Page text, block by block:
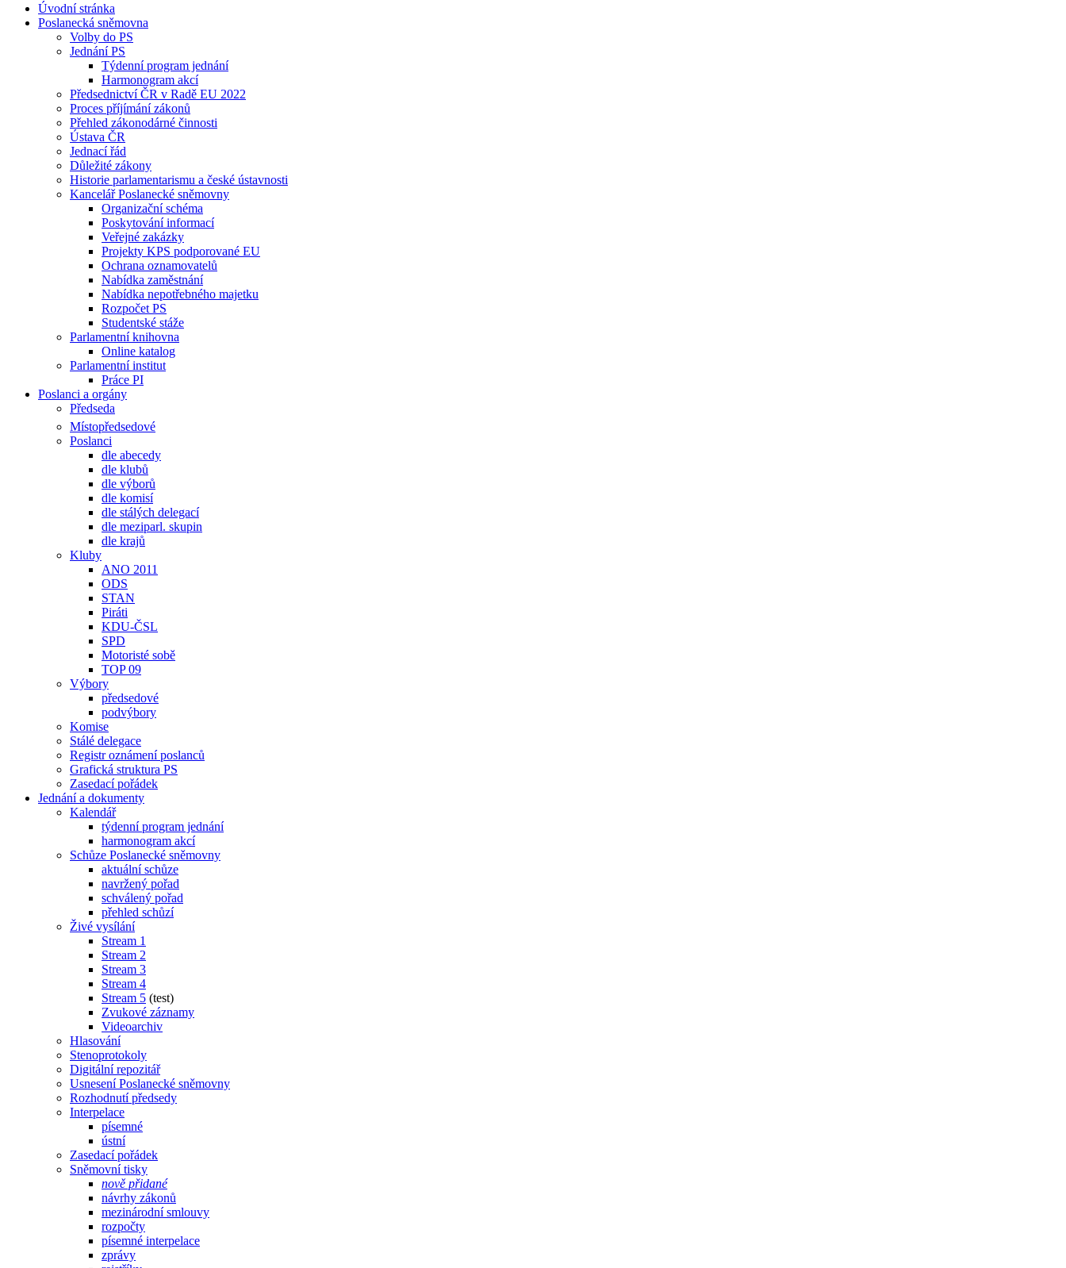
Úvodní stránka
Poslanecká sněmovna
Volby do PS
Jednání PS
Týdenní program jednání
Harmonogram akcí
Předsednictví ČR v Radě EU 2022
Proces příjímání zákonů
Přehled zákonodárné činnosti
Ústava ČR
Jednací řád
Důležité zákony
Historie parlamentarismu a české ústavnosti
Kancelář Poslanecké sněmovny
Organizační schéma
Poskytování informací
Veřejné zakázky
Projekty KPS podporované EU
Ochrana oznamovatelů
Nabídka zaměstnání
Nabídka nepotřebného majetku
Rozpočet PS
Studentské stáže
Parlamentní knihovna
Online katalog
Parlamentní institut
Práce PI
Poslanci a orgány
Předseda
Místopředsedové
Poslanci
dle abecedy
dle klubů
dle výborů
dle komisí
dle stálých delegací
dle meziparl. skupin
dle krajů
Kluby
ANO 2011
ODS
STAN
Piráti
KDU-ČSL
SPD
Motoristé sobě
TOP 09
Výbory
předsedové
podvýbory
Komise
Stálé delegace
Registr oznámení poslanců
Grafická struktura PS
Zasedací pořádek
Jednání a dokumenty
Kalendář
týdenní program jednání
harmonogram akcí
Schůze Poslanecké sněmovny
aktuální schůze
navržený pořad
schválený pořad
přehled schůzí
Živé vysílání
Stream 1
Stream 2
Stream 3
Stream 4
Stream 5 (test)
Zvukové záznamy
Videoarchiv
Hlasování
Stenoprotokoly
Digitální repozitář
Usnesení Poslanecké sněmovny
Rozhodnutí předsedy
Interpelace
písemné
ústní
Zasedací pořádek
Sněmovní tisky
nově přidané
návrhy zákonů
mezinárodní smlouvy
rozpočty
písemné interpelace
zprávy